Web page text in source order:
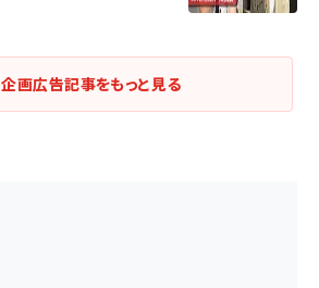
企画広告記事をもっと見る